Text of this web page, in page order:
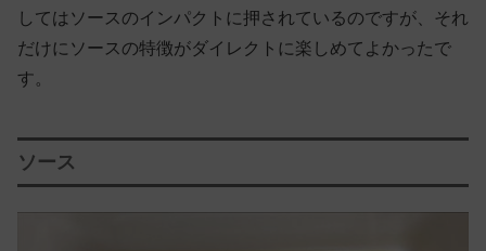
してはソースのインパクトに押されているのですが、それ
だけにソースの特徴がダイレクトに楽しめてよかったで
す。
ソース